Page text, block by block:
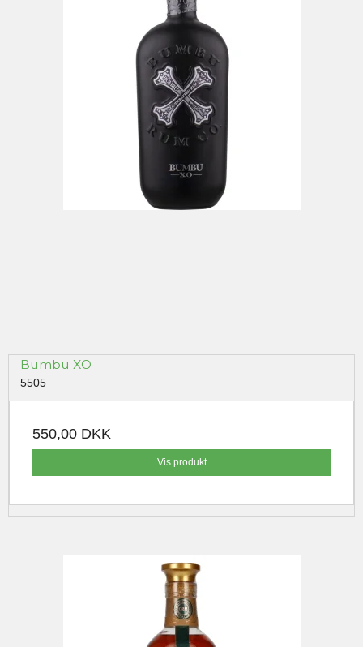
Bumbu XO
5505
550,00 DKK
Vis produkt